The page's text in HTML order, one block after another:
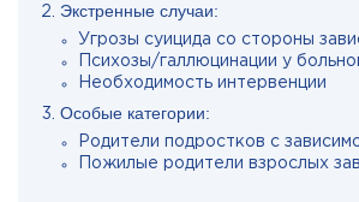
Экстренные случаи:
Угрозы суицида со стороны
Психозы/галлюцинации у
Необходимость интервенции
Особые категории:
Родители подростков с
Пожилые родители взрослых